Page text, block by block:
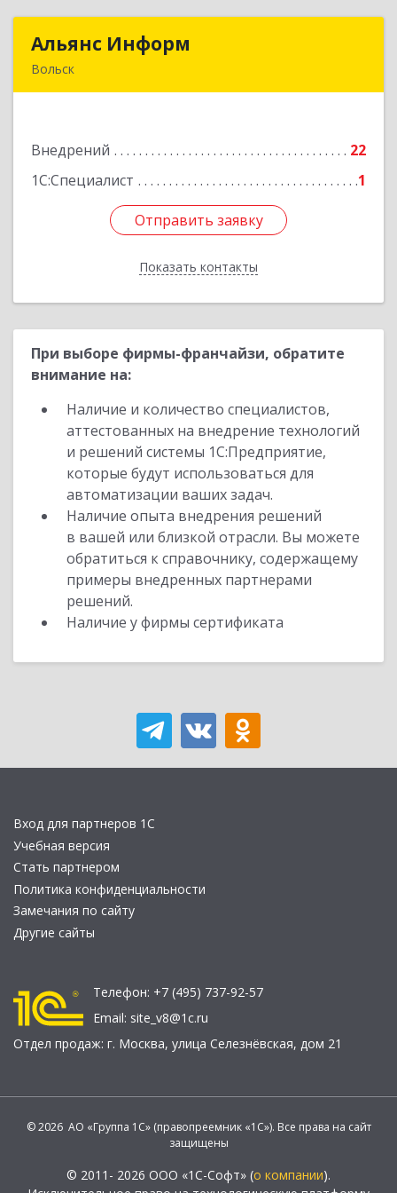
Альянс Информ
Вольск
Внедрений
22
1С:Специалист
1
Отправить заявку
Показать контакты
Подробнее
Отправить заявку
Назад
При выборе фирмы-франчайзи, обратите
внимание на:
Наличие и количество специалистов,
аттестованных на внедрение технологий
и решений системы 1С:Предприятие,
которые будут использоваться для
автоматизации ваших задач.
Наличие опыта внедрения решений
в вашей или близкой отрасли. Вы можете
обратиться к справочнику, содержащему
примеры внедренных партнерами
решений.
Наличие у фирмы сертификата
Вход для партнеров 1С
Учебная версия
Стать партнером
Политика конфиденциальности
Замечания по сайту
Другие сайты
Телефон: +7 (495) 737-92-57
Email: site_v8@1c.ru
Отдел продаж: г. Москва, улица Селезнёвская, дом 21
© 2026 АО «Группа 1С» (правопреемник «1С»). Все права на сайт
защищены
© 2011- 2026 ООО «1С-Софт» (о компании).